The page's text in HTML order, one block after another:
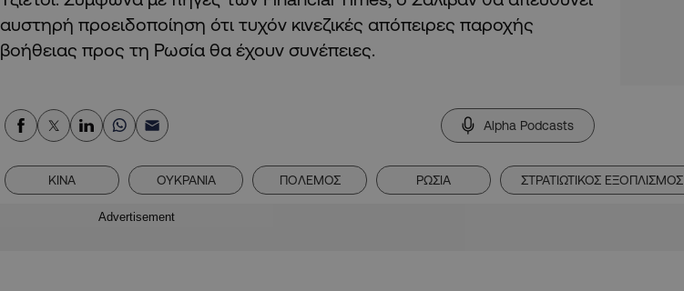
αυστηρή προειδοποίηση ότι τυχόν κινεζικές απόπειρες παροχής
βοήθειας προς τη Ρωσία θα έχουν συνέπειες.
Alpha Podcasts
ΚΙΝΑ ΟΥΚΡΑΝΙΑ ΠΟΛΕΜΟΣ ΡΩΣΙΑ ΣΤΡΑΤΙΩΤΙΚΟΣ ΕΞΟΠΛΙΣΜΟΣ
Advertisement